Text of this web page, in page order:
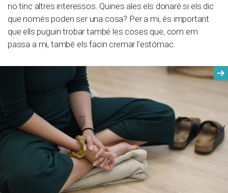
no tinc altres interessos. Quines ales els donaré si els dic
que només poden ser una cosa? Per a mi, és important
que ells puguin trobar també les coses que, com em
passa a mi, també els facin cremar l’estómac.